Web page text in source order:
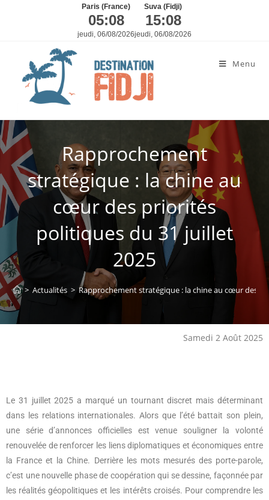
Paris (France)
05:08
jeudi, 06/08/2026
Suva (Fidji)
15:08
jeudi, 06/08/2026
Menu
Rapprochement
stratégique : la chine au
cœur des priorités
politiques du 31 juillet
2025
> Actualités > Rapprochement stratégique : la chine au cœur des
Samedi 2 Août 2025
Le 31 juillet 2025 a marqué un tournant discret mais déterminant
dans les relations internationales. Alors que l’été battait son plein,
une série d’annonces officielles est venue souligner la volonté
renouvelée de renforcer les liens diplomatiques et économiques entre
la France et la Chine. Derrière les mots mesurés des porte-parole,
c’est une nouvelle phase de coopération qui se dessine, façonnée par
les réalités géopolitiques et les intérêts croisés. Pour comprendre les